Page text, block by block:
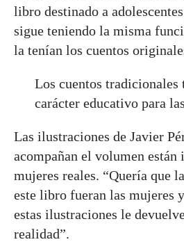
libro destinado a
sigue teniendo la misma
la tenían los cuentos
Los cuentos tradicionales
carácter educativo para
Las ilustraciones de Javier
acompañan el volumen están
mujeres reales. “Quería que
este libro fueran las mujeres
estas ilustraciones le
realidad”.